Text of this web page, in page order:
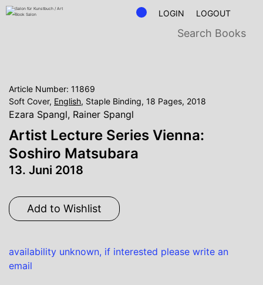
LOGIN LOGOUT
Article Number: 11869
Soft Cover, English, Staple Binding, 18 Pages, 2018
Ezara Spangl, Rainer Spangl
Artist Lecture Series Vienna:
Soshiro Matsubara
13. Juni 2018
Add to Wishlist
availability unknown, if interested please write an
email